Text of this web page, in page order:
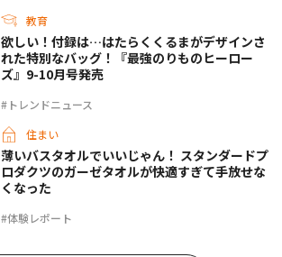
教育
#トレンドニュース
欲しい！付録は…はたらくくるまがデザインさ
れた特別なバッグ！『最強のりものヒーロー
ズ』9-10月号発売
住まい
#体験レポート
薄いバスタオルでいいじゃん！ スタンダードプ
ロダクツのガーゼタオルが快適すぎて手放せな
くなった